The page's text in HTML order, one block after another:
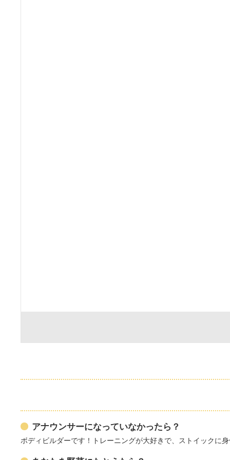
アナウンサーになっていなかったら？
ボディビルダーです！トレーニングが大好きで、ストイックに